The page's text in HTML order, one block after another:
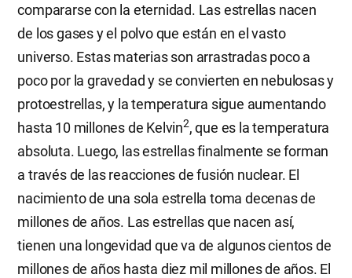
compararse con la eternidad. Las estrellas nacen
de los gases y el polvo que están en el vasto
universo. Estas materias son arrastradas poco a
poco por la gravedad y se convierten en nebulosas y
protoestrellas, y la temperatura sigue aumentando
hasta 10 millones de Kelvin2, que es la temperatura
absoluta. Luego, las estrellas finalmente se forman
a través de las reacciones de fusión nuclear. El
nacimiento de una sola estrella toma decenas de
millones de años. Las estrellas que nacen así,
tienen una longevidad que va de algunos cientos de
millones de años hasta diez mil millones de años. El